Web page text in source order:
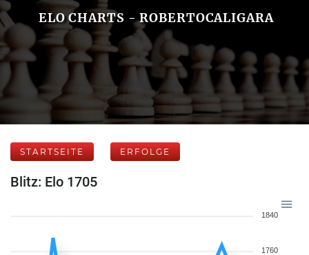
ELO CHARTS - ROBERTOCALIGARA
STARTSEITE ERFOLGE
Blitz: Elo 1705
1840
1760